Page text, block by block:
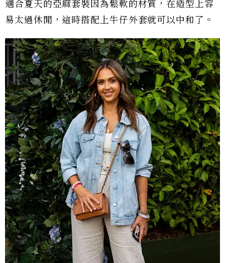
適合夏天的亞麻套裝因為鬆軟的材質，在造型上容
易太過休閒，這時搭配上牛仔外套就可以中和了。